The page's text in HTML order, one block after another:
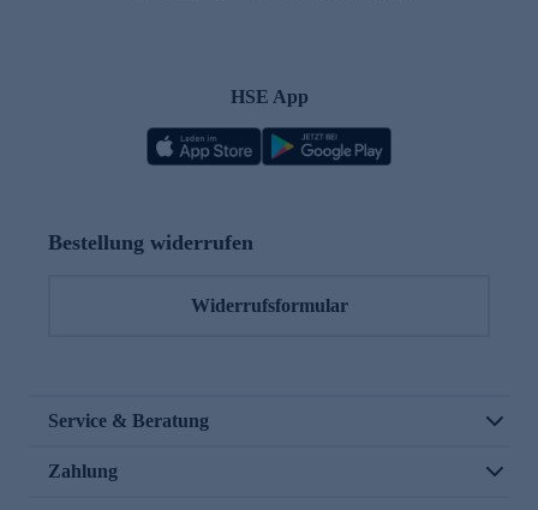
HSE App
Bestellung widerrufen
Widerrufsformular
Service & Beratung
Zahlung